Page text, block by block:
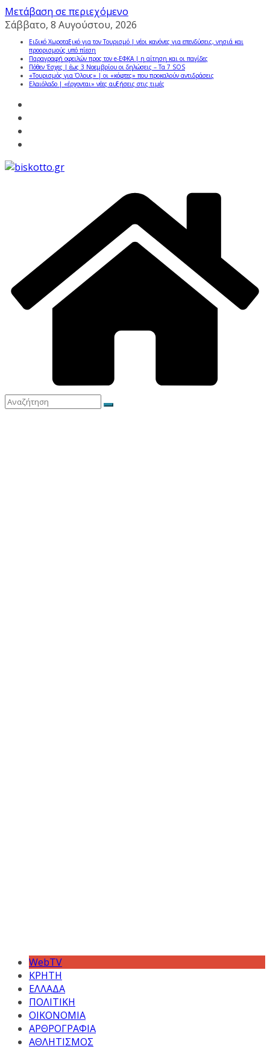
Μετάβαση σε περιεχόμενο
Σάββατο, 8 Αυγούστου, 2026
Ειδικό Χωροταξικό για τον Τουρισμό | νέοι κανόνες για επενδύσεις, νησιά και
προορισμούς υπό πίεση
Παραγραφή οφειλών προς τον e-ΕΦΚΑ | η αίτηση και οι παγίδες
Πόθεν Έσχες | έως 3 Νοεμβρίου οι δηλώσεις – Τα 7 SOS
«Τουρισμός για Όλους» | οι «κόφτες» που προκαλούν αντιδράσεις
Ελαιόλαδο | «έρχονται» νέες αυξήσεις στις τιμές
WebTV
ΚΡΗΤΗ
ΕΛΛΑΔΑ
ΠΟΛΙΤΙΚΗ
ΟΙΚΟΝΟΜΙΑ
ΑΡΘΡΟΓΡΑΦΙΑ
ΑΘΛΗΤΙΣΜΟΣ